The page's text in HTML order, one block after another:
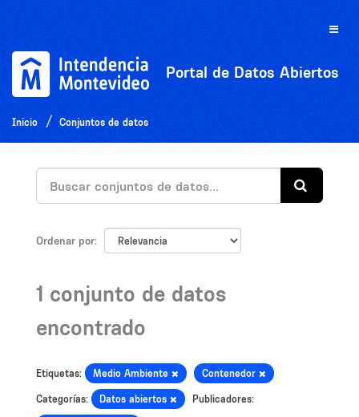
Toggle
Portal de Datos Abiertos
Inicio Conjuntos de datos
Ordenar por
1 conjunto de datos
encontrado
Etiquetas: Medio Ambiente Contenedor
Categorías: Datos abiertos Publicadores: